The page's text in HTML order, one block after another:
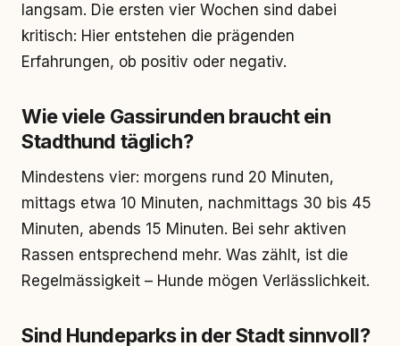
langsam. Die ersten vier Wochen sind dabei
kritisch: Hier entstehen die prägenden
Erfahrungen, ob positiv oder negativ.
Wie viele Gassirunden braucht ein
Stadthund täglich?
Mindestens vier: morgens rund 20 Minuten,
mittags etwa 10 Minuten, nachmittags 30 bis 45
Minuten, abends 15 Minuten. Bei sehr aktiven
Rassen entsprechend mehr. Was zählt, ist die
Regelmässigkeit – Hunde mögen Verlässlichkeit.
Sind Hundeparks in der Stadt sinnvoll?